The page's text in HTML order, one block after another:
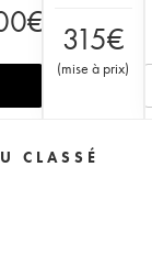
€ 315€
(mise à prix)
CLASSÉ